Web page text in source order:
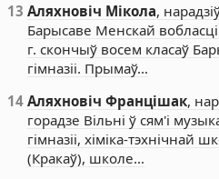
13 Аляхновіч Мікола,
Барысаве Менскай
г. скончыў восем класаў
гімназіі. Прымаў…
14 Аляхновіч Францішак,
горадзе Вільні ў сям'і
гімназіі, хіміка-
(Кракаў), школе…